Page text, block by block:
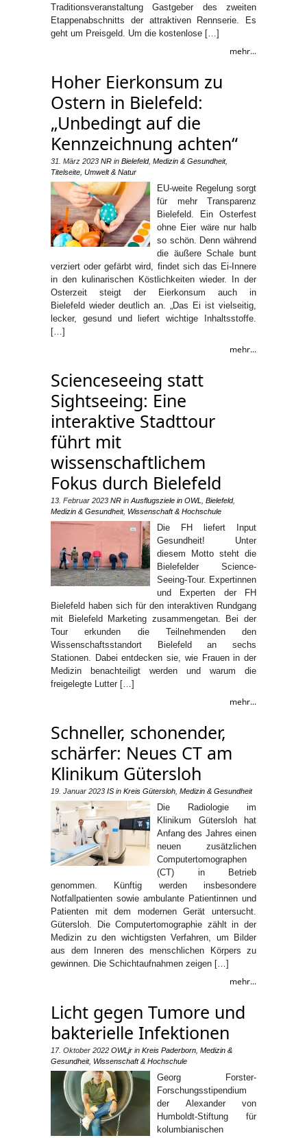
Traditionsveranstaltung Gastgeber des zweiten
Etappenabschnitts der attraktiven Rennserie. Es
geht um Preisgeld. Um die kostenlose […]
mehr...
Hoher Eierkonsum zu
Ostern in Bielefeld:
„Unbedingt auf die
Kennzeichnung achten“
31. März 2023 NR in Bielefeld, Medizin & Gesundheit,
Titelseite Umwelt & Natur
EU-weite Regelung sorgt
für mehr Transparenz
Bielefeld. Ein Osterfest
ohne Eier wäre nur halb
so schön. Denn während
die äußere Schale bunt
verziert oder gefärbt wird, findet sich das Ei-Innere
in den kulinarischen Köstlichkeiten wieder. In der
Osterzeit steigt der Eierkonsum auch in
Bielefeld wieder deutlich an. „Das Ei ist vielseitig,
lecker, gesund und liefert wichtige Inhaltsstoffe.
[…]
mehr...
Scienceseeing statt
Sightseeing: Eine
interaktive Stadttour
führt mit
wissenschaftlichem
Fokus durch Bielefeld
13. Februar 2023 NR in Ausflugsziele in OWL Bielefeld,
Medizin & Gesundheit, Wissenschaft & Hochschule
Die FH liefert Input
Gesundheit! Unter
diesem Motto steht die
Bielefelder Science-
Seeing-Tour. Expertinnen
und Experten der FH
Bielefeld haben sich für den interaktiven Rundgang
mit Bielefeld Marketing zusammengetan. Bei der
Tour erkunden die Teilnehmenden den
Wissenschaftsstandort Bielefeld an sechs
Stationen. Dabei entdecken sie, wie Frauen in der
Medizin benachteiligt werden und warum die
freigelegte Lutter […]
mehr...
Schneller, schonender,
schärfer: Neues CT am
Klinikum Gütersloh
19. Januar 2023 IS in Kreis Gütersloh Medizin & Gesundheit
Die Radiologie im
Klinikum Gütersloh hat
Anfang des Jahres einen
neuen zusätzlichen
Computertomographen
(CT) in Betrieb
genommen. Künftig werden insbesondere
Notfallpatienten sowie ambulante Patientinnen und
Patienten mit dem modernen Gerät untersucht.
Gütersloh. Die Computertomographie zählt in der
Medizin zu den wichtigsten Verfahren, um Bilder
aus dem Inneren des menschlichen Körpers zu
gewinnen. Die Schichtaufnahmen zeigen […]
mehr...
Licht gegen Tumore und
bakterielle Infektionen
17. Oktober 2022 OWLjr in Kreis Paderborn Medizin &
Gesundheit, Wissenschaft & Hochschule
Georg Forster-
Forschungsstipendium
der Alexander von
Humboldt-Stiftung für
kolumbianischen